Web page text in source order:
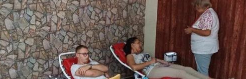
ИСТОРИЈАТ НА ЦКРСМ
ИСТОРИЈАТ НА ДВИЖЕЊЕТО